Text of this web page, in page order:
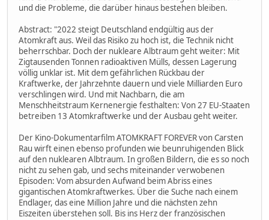
und die Probleme, die darüber hinaus bestehen bleiben.
Abstract: "2022 steigt Deutschland endgültig aus der
Atomkraft aus. Weil das Risiko zu hoch ist, die Technik nicht
beherrschbar. Doch der nukleare Albtraum geht weiter: Mit
Zigtausenden Tonnen radioaktiven Mülls, dessen Lagerung
völlig unklar ist. Mit dem gefährlichen Rückbau der
Kraftwerke, der Jahrzehnte dauern und viele Milliarden Euro
verschlingen wird. Und mit Nachbarn, die am
Menschheitstraum Kernenergie festhalten: Von 27 EU-Staaten
betreiben 13 Atomkraftwerke und der Ausbau geht weiter.
Der Kino-Dokumentarfilm ATOMKRAFT FOREVER von Carsten
Rau wirft einen ebenso profunden wie beunruhigenden Blick
auf den nuklearen Albtraum. In großen Bildern, die es so noch
nicht zu sehen gab, und sechs miteinander verwobenen
Episoden: Vom absurden Aufwand beim Abriss eines
gigantischen Atomkraftwerkes. Über die Suche nach einem
Endlager, das eine Million Jahre und die nächsten zehn
Eiszeiten überstehen soll. Bis ins Herz der französischen